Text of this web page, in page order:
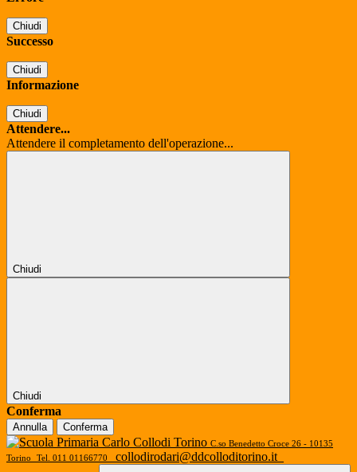
Chiudi
Successo
Chiudi
Informazione
Chiudi
Attendere...
Attendere il completamento dell'operazione...
Chiudi
Chiudi
Conferma
Annulla Conferma
C.so Benedetto Croce 26 - 10135
Torino
Tel. 011 01166770 collodirodari@ddcolloditorino.it